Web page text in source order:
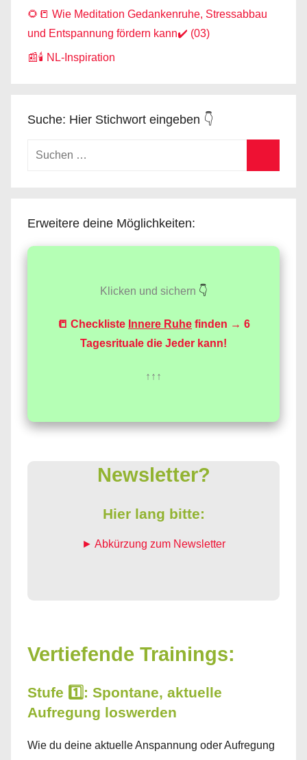
🌻📒 Wie Meditation Gedankenruhe, Stressabbau
und Entspannung fördern kann✔️ (03)
📰🕯️ NL-Inspiration
Suche: Hier Stichwort eingeben 👇
Suchen
Erweitere deine Möglichkeiten:
Klicken und sichern 👇
📒 Checkliste Innere Ruhe finden → 6
Tagesrituale die Jeder kann!
↑↑↑
Newsletter?
Hier lang bitte:
► Abkürzung zum Newsletter
Vertiefende Trainings:
Stufe 1️⃣: Spontane, aktuelle
Aufregung loswerden
Wie du deine aktuelle Anspannung oder Aufregung